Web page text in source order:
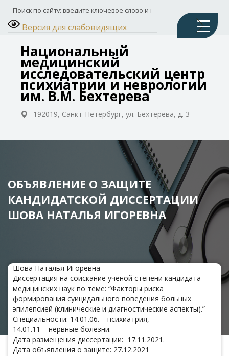
Версия для слабовидящих
Национальный
медицинский
исследовательский центр
психиатрии и неврологии
им. В.М. Бехтерева
192019, Санкт-Петербург, ул. Бехтерева, д. 3
ОБЪЯВЛЕНИЕ О ЗАЩИТЕ
КАНДИДАТСКОЙ ДИССЕРТАЦИИ
ШОВА НАТАЛЬЯ ИГОРЕВНА
Шова Наталья Игоревна
Диссертация на соискание ученой степени кандидата
медицинских наук по теме: “Факторы риска
формирования суицидального поведения больных
эпилепсией (клинические и диагностические аспекты).”
Специальности: 14.01.06. – психиатрия,
14.01.11 – нервные болезни.
Дата размещения диссертации: 17.11.2021.
Дата объявления о защите: 27.12.2021